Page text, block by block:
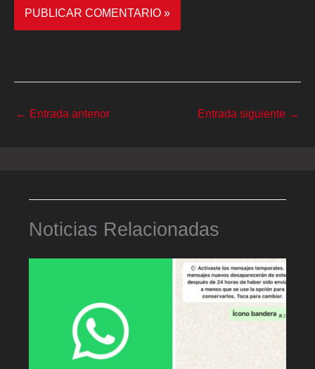
← Entrada anterior Entrada siguiente →
Noticias Relacionadas